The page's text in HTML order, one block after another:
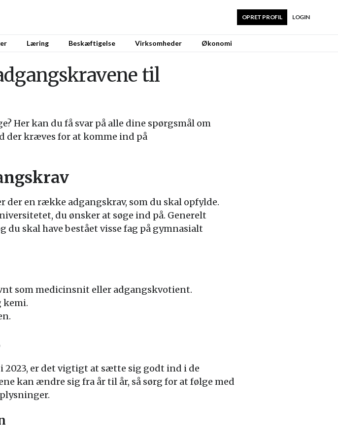
LOGIN
OPRET PROFIL
Læring Beskæftigelse Virksomheder Økonomi
til
Her kan du få svar på alle dine spørgsmål om
der kræves for at komme ind på
en række adgangskrav, som du skal opfylde.
du ønsker at søge ind på. Generelt
skal have bestået visse fag på gymnasialt
som medicinsnit eller adgangskvotient.
kemi.
er det vigtigt at sætte sig godt ind i de
kan ændre sig fra år til år, så sørg for at følge med